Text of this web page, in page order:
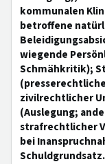
kommunalen
betroffene
wiegende
Schmähkritik);
zivilrechtlicher
(Auslegung;
strafrechtlicher
bei
Schuldgrundsatz.